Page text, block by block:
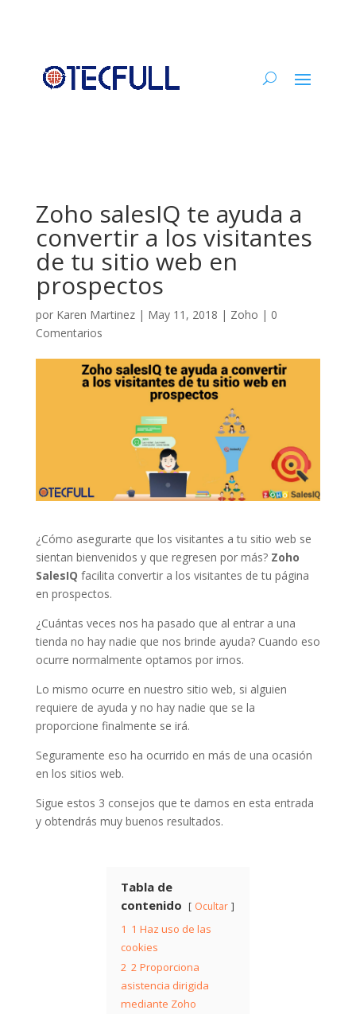
Zoho salesIQ te ayuda a
convertir a los visitantes
de tu sitio web en
prospectos
por Karen Martinez| May 11, 2018 | Zoho | 0
Comentarios
¿Cómo asegurarte que los visitantes a tu sitio web se
sientan bienvenidos y que regresen por más? Zoho
SalesIQ facilita convertir a los visitantes de tu página
en prospectos.
¿Cuántas veces nos ha pasado que al entrar a una
tienda no hay nadie que nos brinde ayuda? Cuando eso
ocurre normalmente optamos por irnos.
Lo mismo ocurre en nuestro sitio web, si alguien
requiere de ayuda y no hay nadie que se la
proporcione finalmente se irá.
Seguramente eso ha ocurrido en más de una ocasión
en los sitios web.
Sigue estos 3 consejos que te damos en esta entrada
y obtendrás muy buenos resultados.
Tabla de
contenido
Ocultar
1 1 Haz uso de las
cookies
2 2 Proporciona
asistencia dirigida
mediante Zoho